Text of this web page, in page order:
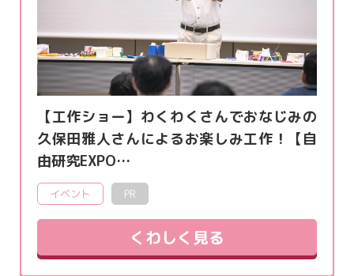
【工作ショー】わくわくさんでおなじみの
久保田雅人さんによるお楽しみ工作！【自
由研究EXPO…
イベント PR
くわしく見る